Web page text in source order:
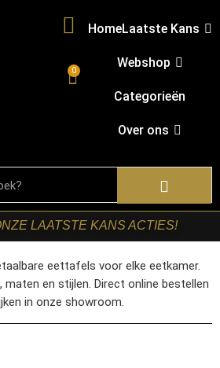
0
HomeLaatste Kans
Webshop
Categorieën
Over ons
LAATSTE KANS ACTIES!
eettafels voor elke eetkamer.
maten en stijlen. Direct online bestellen
in onze showroom.